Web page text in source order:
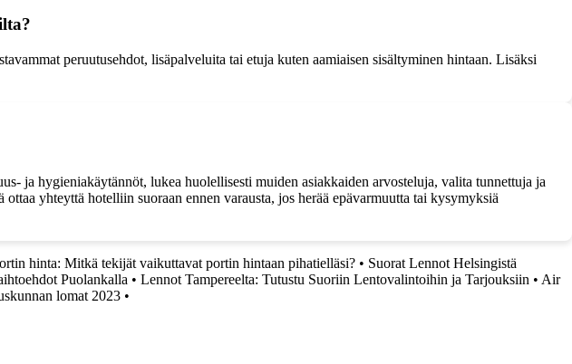
peruutusehdot, lisäpalveluita tai etuja kuten aamiaisen sisältyminen hintaan. Lisäksi
ja hygieniakäytännöt, lukea huolellisesti muiden asiakkaiden arvosteluja, valita tunnettuja ja
yhteyttä hotelliin suoraan ennen varausta, jos herää epävarmuutta tai kysymyksiä
hinta: Mitkä tekijät vaikuttavat portin hintaan pihatielläsi? • Suorat Lennot Helsingistä
Puolankalla • Lennot Tampereelta: Tutustu Suoriin Lentovalintoihin ja Tarjouksiin • Air
lomat 2023 •